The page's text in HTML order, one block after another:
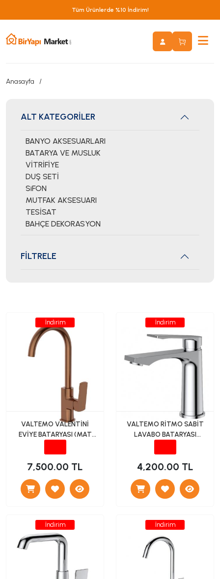
Tüm Ürünlerde %10 İndirim!
Anasayfa
ALT KATEGORİLER
BANYO AKSESUARLARI
BATARYA VE MUSLUK
VİTRİFİYE
DUŞ SETİ
SiFON
MUTFAK AKSESUARI
TESİSAT
BAHÇE DEKORASYON
FİLTRELE
İndirim
VALTEMO VALENTİNİ
EVİYE BATARYASI (MAT
7,500.00 TL
İndirim
VALTEMO RİTMO SABİT
LAVABO BATARYASI
4,200.00 TL
İndirim İndirim